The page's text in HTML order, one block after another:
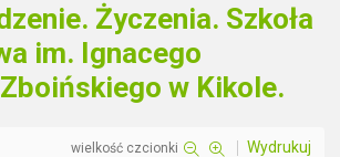
Życzenia. Szkoła
im. Ignacego
w Kikole.
wielkość czcionki Wydrukuj